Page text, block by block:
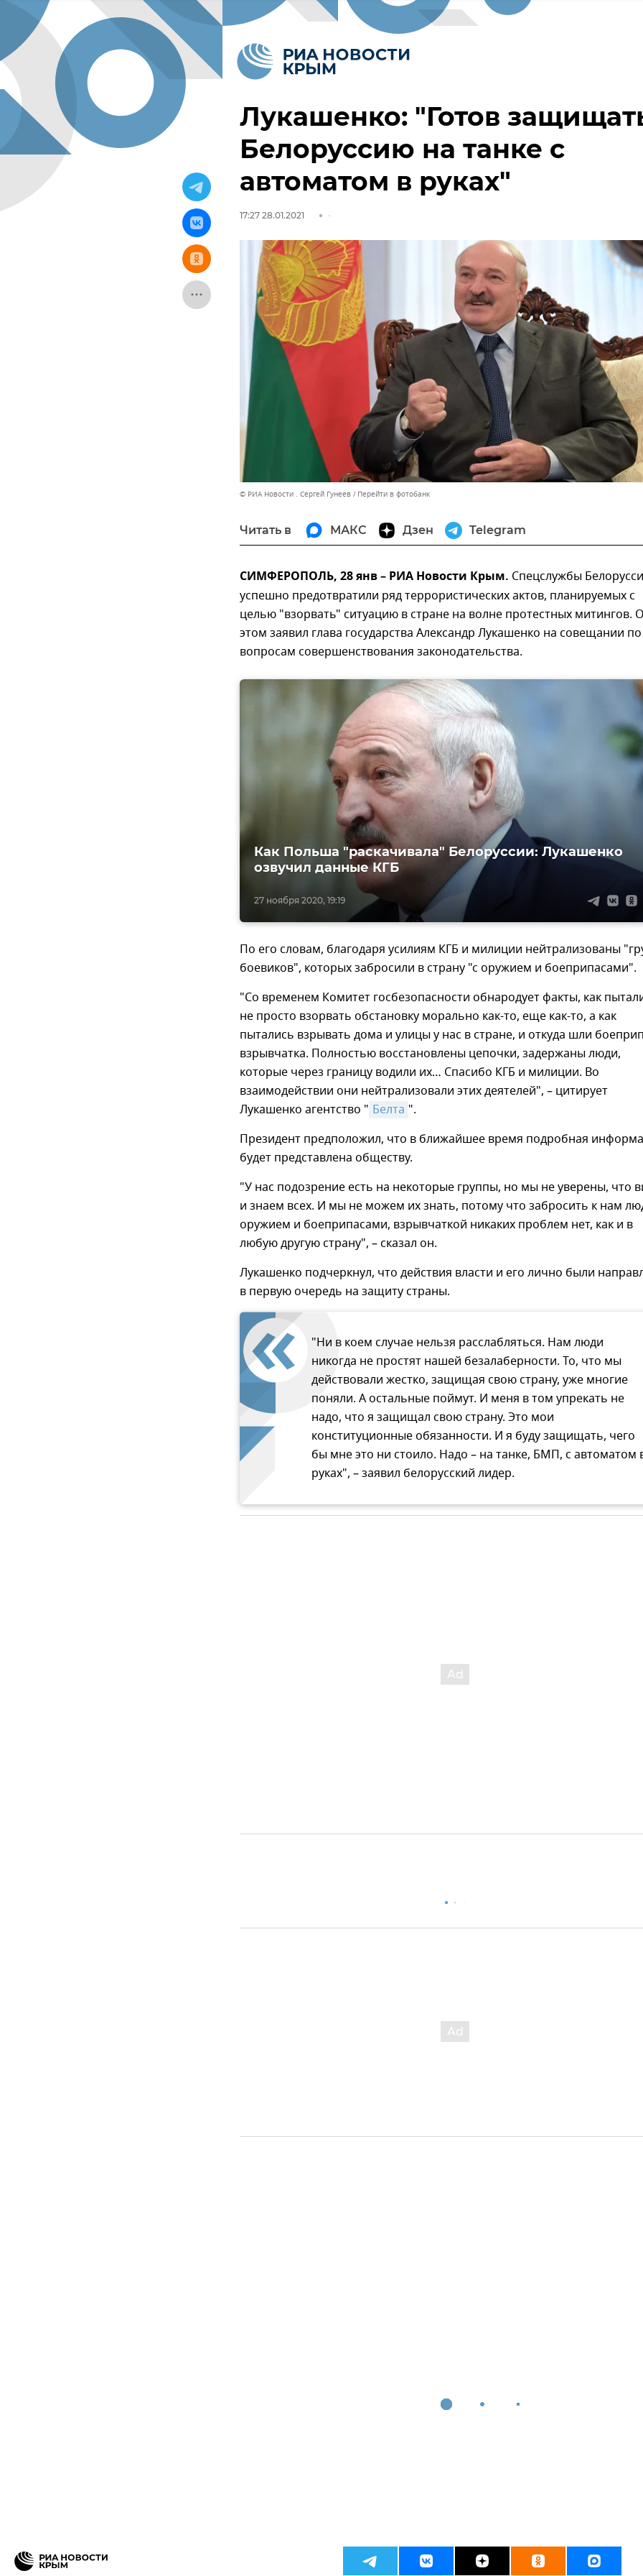
Лукашенко: "Готов
Белоруссию на танке с
автоматом в руках"
17:27 28.01.2021
© РИА Новости . Сергей Гунеев Перейти в фотобанк
Читать в МАКС Дзен Telegram
СИМФЕРОПОЛЬ, 28 янв – РИА Новости Крым. Спецслужбы
успешно предотвратили ряд террористических актов, планируемых с
целью "взорвать" ситуацию в стране на волне протестных митингов.
этом заявил глава государства Александр Лукашенко на совещании по
вопросам совершенствования законодательства.
27 ноября 2020, 19:19
Как Польша "раскачивала" Белоруссии: Лукашенко
озвучил данные КГБ
По его словам, благодаря усилиям КГБ и милиции нейтрализованы
боевиков", которых забросили в страну "с оружием и боеприпасами".
"Со временем Комитет госбезопасности обнародует факты, как
не просто взорвать обстановку морально как-то, еще как-то, а как
пытались взрывать дома и улицы у нас в стране, и откуда шли
взрывчатка. Полностью восстановлены цепочки, задержаны люди,
которые через границу водили их… Спасибо КГБ и милиции. Во
взаимодействии они нейтрализовали этих деятелей", – цитирует
Лукашенко агентство " Белта ".
Президент предположил, что в ближайшее время подробная
будет представлена обществу.
"У нас подозрение есть на некоторые группы, но мы не уверены, что
и знаем всех. И мы не можем их знать, потому что забросить к нам
оружием и боеприпасами, взрывчаткой никаких проблем нет, как и в
любую другую страну", – сказал он.
Лукашенко подчеркнул, что действия власти и его лично были
в первую очередь на защиту страны.
"Ни в коем случае нельзя расслабляться. Нам люди
никогда не простят нашей безалаберности. То, что мы
действовали жестко, защищая свою страну, уже многие
поняли. А остальные поймут. И меня в том упрекать не
надо, что я защищал свою страну. Это мои
конституционные обязанности. И я буду защищать, чего
бы мне это ни стоило. Надо – на танке, БМП, с автоматом
руках", – заявил белорусский лидер.